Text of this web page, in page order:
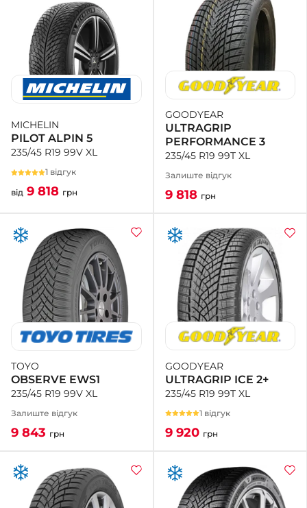
MICHELIN
PILOT ALPIN 5
235/45 R19 99V XL
1 відгук
від 9 818 грн
GOODYEAR
ULTRAGRIP
PERFORMANCE 3
235/45 R19 99T XL
Залиште відгук
9 818 грн
TOYO
OBSERVE EWS1
235/45 R19 99V XL
Залиште відгук
9 843 грн
GOODYEAR
ULTRAGRIP ICE 2+
235/45 R19 99T XL
1 відгук
9 920 грн